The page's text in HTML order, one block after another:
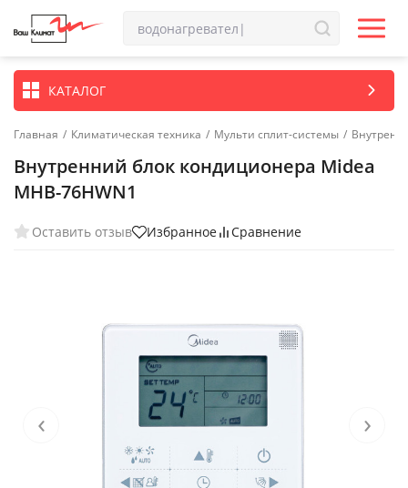
КАТАЛОГ
Главная / Климатическая техника / Мульти сплит-системы /
Внутренний блок кондиционера Midea
MHB-76HWN1
Оставить отзыв Избранное Сравнение
‹ ›